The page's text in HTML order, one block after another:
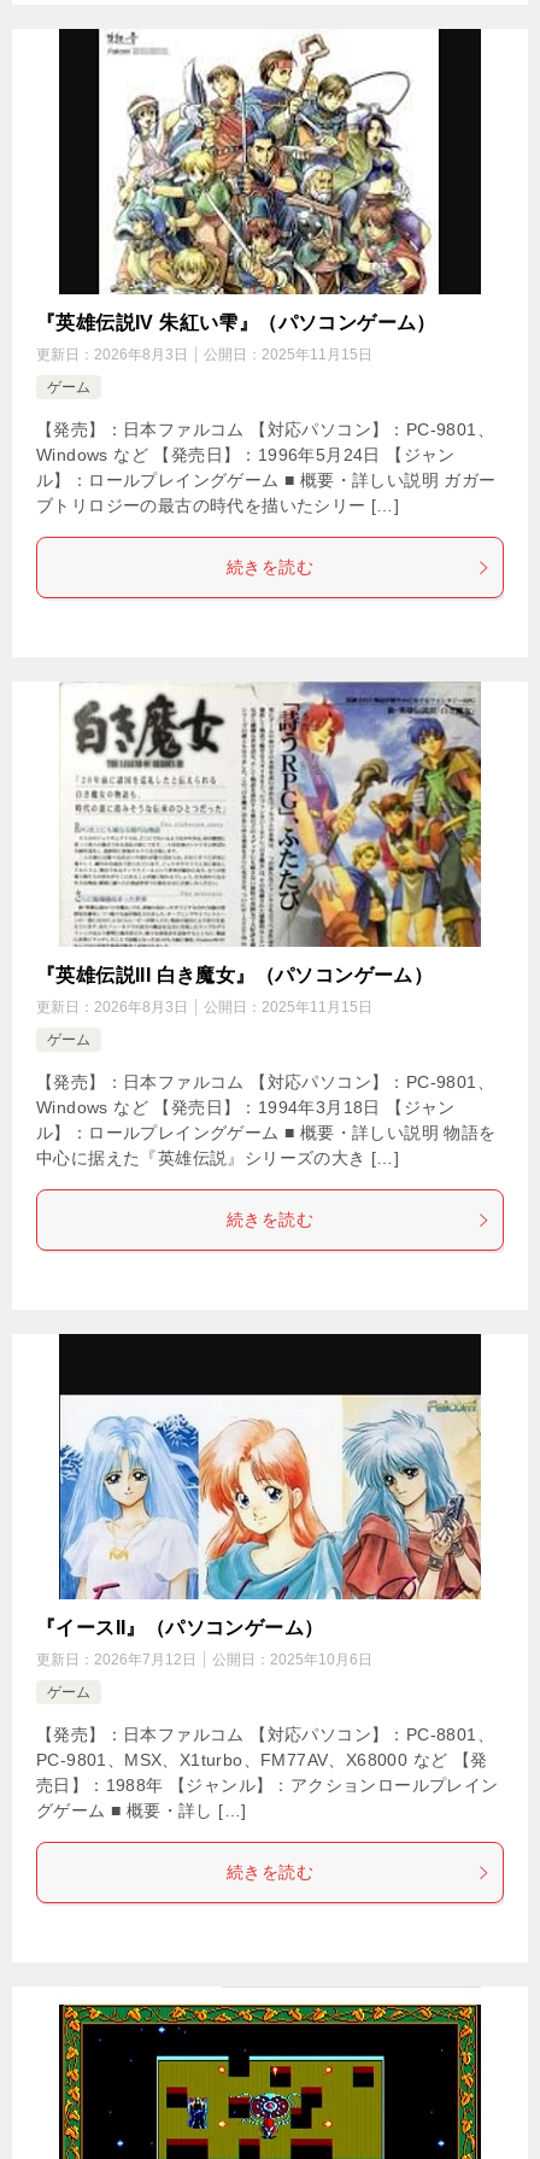
『英雄伝説IV 朱紅い雫』（パソコンゲーム）
更新日： 2026年8月3日 公開日： 2025年11月15日
ゲーム
【発売】：日本ファルコム 【対応パソコン】：PC-9801、
Windows など 【発売日】：1996年5月24日 【ジャン
ル】：ロールプレイングゲーム ■ 概要・詳しい説明 ガガー
ブトリロジーの最古の時代を描いたシリー […]
続きを読む
『英雄伝説III 白き魔女』（パソコンゲーム）
更新日： 2026年8月3日 公開日： 2025年11月15日
ゲーム
【発売】：日本ファルコム 【対応パソコン】：PC-9801、
Windows など 【発売日】：1994年3月18日 【ジャン
ル】：ロールプレイングゲーム ■ 概要・詳しい説明 物語を
中心に据えた『英雄伝説』シリーズの大き […]
続きを読む
『イースII』（パソコンゲーム）
更新日： 2026年7月12日 公開日： 2025年10月6日
ゲーム
【発売】：日本ファルコム 【対応パソコン】：PC-8801、
PC-9801、MSX、X1turbo、FM77AV、X68000 など 【発
売日】：1988年 【ジャンル】：アクションロールプレイン
グゲーム ■ 概要・詳し […]
続きを読む